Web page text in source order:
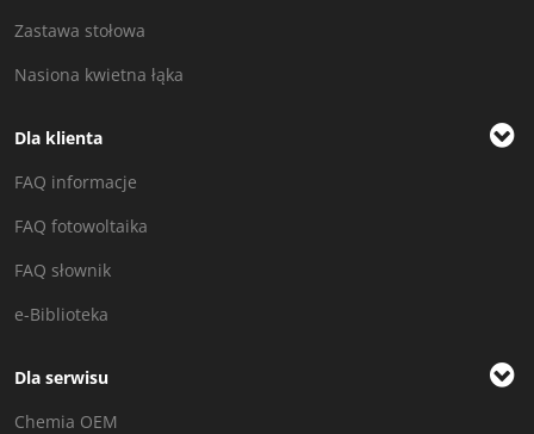
Zastawa stołowa
Nasiona kwietna łąka
Dla klienta
FAQ informacje
FAQ fotowoltaika
FAQ słownik
e-Biblioteka
Dla serwisu
Chemia OEM